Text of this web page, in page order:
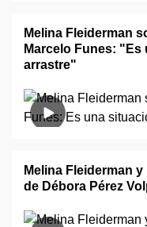
Melina Fleiderman
Marcelo Funes:
arrastre"
Melina Fleiderman
de Débora Pérez